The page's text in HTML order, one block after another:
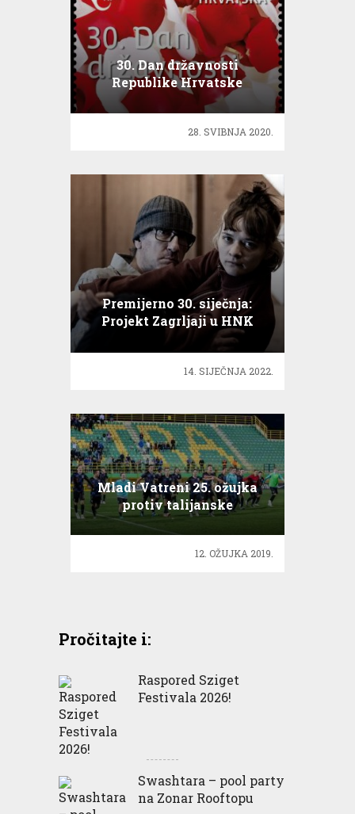
30. Dan državnosti
Republike Hrvatske
28. SVIBNJA 2020.
Premijerno 30. siječnja:
Projekt Zagrljaji u HNK
14. SIJEČNJA 2022.
Mladi Vatreni 25. ožujka
protiv talijanske
reprezentacije
12. OŽUJKA 2019.
Pročitajte i:
Raspored Sziget
Festivala 2026!
Swashtara – pool party
na Zonar Rooftopu